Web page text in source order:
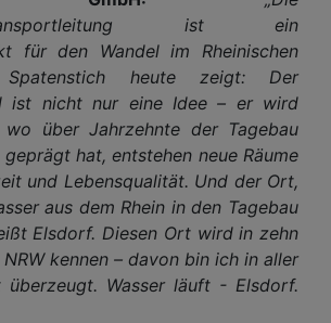
ist ein
für den Wandel im Rheinischen
heute zeigt: Der
ist nicht nur eine Idee – er wird
über Jahrzehnte der Tagebau
hat, entstehen neue Räume
und Lebensqualität. Und der Ort,
aus dem Rhein in den Tagebau
Elsdorf. Diesen Ort wird in zehn
kennen – davon bin ich in aller
überzeugt. Wasser läuft - Elsdorf.